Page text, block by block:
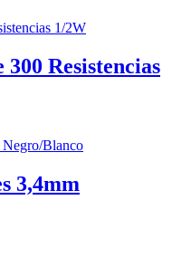
Resistencias
3,4mm